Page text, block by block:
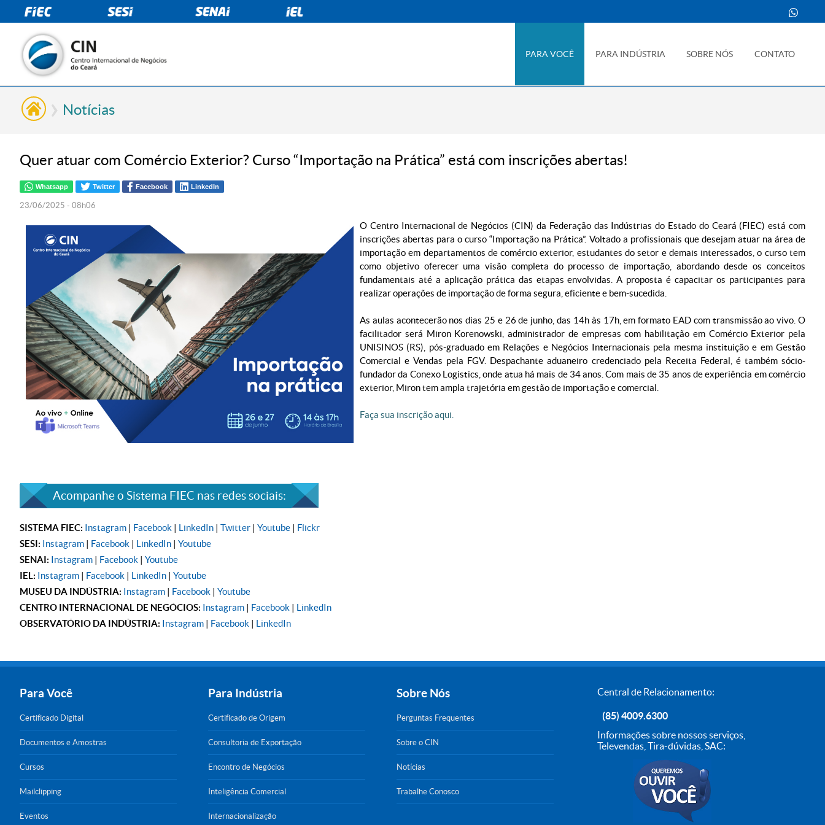
PARA VOCÊ PARA INDÚSTRIA SOBRE NÓS CONTATO
Notícias
Quer atuar com Comércio Exterior? Curso “Importação na Prática” está com inscrições abertas!
Whatsapp Twitter Facebook LinkedIn
23/06/2025 - 08h06
O Centro Internacional de Negócios (CIN) da Federação das Indústrias do Estado do Ceará (FIEC) está com
inscrições abertas para o curso “Importação na Prática”. Voltado a profissionais que desejam atuar na área de
importação em departamentos de comércio exterior, estudantes do setor e demais interessados, o curso tem
como objetivo oferecer uma visão completa do processo de importação, abordando desde os conceitos
fundamentais até a aplicação prática das etapas envolvidas. A proposta é capacitar os participantes para
realizar operações de importação de forma segura, eficiente e bem-sucedida.
As aulas acontecerão nos dias 25 e 26 de junho, das 14h às 17h, em formato EAD com transmissão ao vivo. O
facilitador será Miron Korenowski, administrador de empresas com habilitação em Comércio Exterior pela
UNISINOS (RS), pós-graduado em Relações e Negócios Internacionais pela mesma instituição e em Gestão
Comercial e Vendas pela FGV. Despachante aduaneiro credenciado pela Receita Federal, é também sócio-
fundador da Conexo Logistics, onde atua há mais de 34 anos. Com mais de 35 anos de experiência em comércio
exterior, Miron tem ampla trajetória em gestão de importação e comercial.
Faça sua inscrição aqui.
Acompanhe o Sistema FIEC nas redes sociais:
SISTEMA FIEC: Instagram | Facebook | LinkedIn | Twitter | Youtube | Flickr
SESI: Instagram | Facebook | LinkedIn | Youtube
SENAI: Instagram | Facebook | Youtube
IEL: Instagram | Facebook | LinkedIn | Youtube
MUSEU DA INDÚSTRIA: Instagram | Facebook | Youtube
CENTRO INTERNACIONAL DE NEGÓCIOS: Instagram | Facebook | LinkedIn
OBSERVATÓRIO DA INDÚSTRIA: Instagram | Facebook | LinkedIn
Para Você
Certificado Digital
Documentos e Amostras
Cursos
Mailclipping
Eventos
Para Indústria
Certificado de Origem
Consultoria de Exportação
Encontro de Negócios
Inteligência Comercial
Internacionalização
Sobre Nós
Perguntas Frequentes
Sobre o CIN
Notícias
Trabalhe Conosco
Central de Relacionamento:
(85) 4009.6300
Informações sobre nossos serviços,
Televendas, Tira-dúvidas, SAC: